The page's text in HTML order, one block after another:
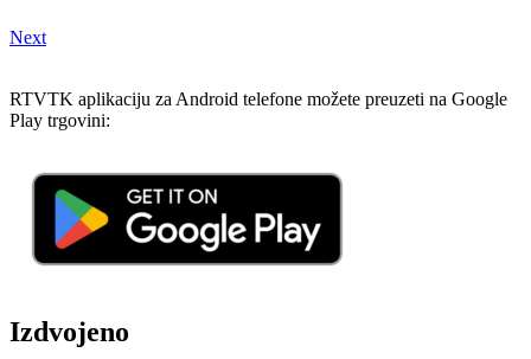
Next
RTVTK aplikaciju za Android telefone možete preuzeti na Google
Play trgovini:
Izdvojeno